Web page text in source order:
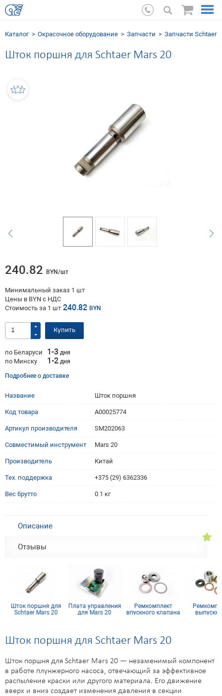
Каталог Окрасочное оборудование Запчасти Запчасти Schtaer
Шток поршня для Schtaer Mars 20
240.82 BYN/шт
Минимальный заказ 1 шт
Цены в BYN с НДС
Стоимость за 1 шт 240.82 BYN
Купить
по Беларуси 1-3 дня
по Минску 1-2 дня
Подробнее о доставке
Название Шток поршня
Код товара A00025774
Артикул производителя SM202063
Совместимый инструмент Mars 20
Производитель Китай
Тех. поддержка +375 (29) 6362336
Вес брутто 0.1 кг
Описание
Отзывы
Шток поршня для
Schtaer Mars 20
Плата управления
для Mars 20
Ремкомплект
впускного клапана
Шток поршня для Schtaer Mars 20
Шток поршня для Schtaer Mars 20 — незаменимый компонент
в работе плунжерного насоса, отвечающий за эффективное
распыление краски или другого материала. Его движение
вверх и вниз создает изменения давления в секции